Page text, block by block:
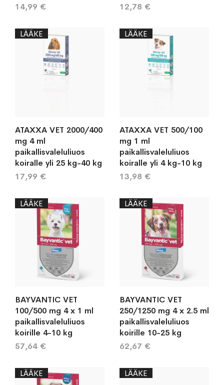
14,99 €
12,78 €
LÄÄKE
ATAXXA VET 2000/400
mg 4 ml
paikallisvaleluliuos
koiralle yli 25 kg-40 kg
17,99 €
LÄÄKE
ATAXXA VET 500/100
mg 1 ml
paikallisvaleluliuos
koiralle yli 4 kg-10 kg
13,98 €
LÄÄKE
BAYVANTIC VET
100/500 mg 4 x 1 ml
paikallisvaleluliuos
koirille 4-10 kg
57,64 €
LÄÄKE
BAYVANTIC VET
250/1250 mg 4 x 2.5 ml
paikallisvaleluliuos
koirille 10-25 kg
62,67 €
LÄÄKE LÄÄKE